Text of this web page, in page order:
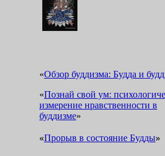
«Обзор буддизма: Будда и
«Познай свой ум:
измерение нравственности в
буддизме»
«Прорыв в состояние Будды»